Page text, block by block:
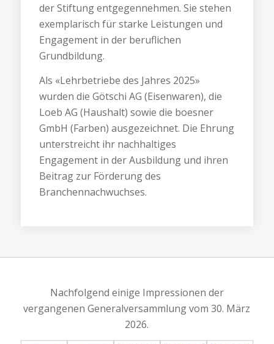
der Stiftung entgegennehmen. Sie stehen
exemplarisch für starke Leistungen und
Engagement in der beruflichen
Grundbildung.
Als «Lehrbetriebe des Jahres 2025»
wurden die Götschi AG (Eisenwaren), die
Loeb AG (Haushalt) sowie die boesner
GmbH (Farben) ausgezeichnet. Die Ehrung
unterstreicht ihr nachhaltiges
Engagement in der Ausbildung und ihren
Beitrag zur Förderung des
Branchennachwuchses.
Nachfolgend einige Impressionen der
vergangenen Generalversammlung vom 30. März
2026.